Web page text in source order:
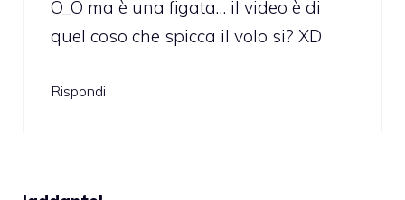
O_O ma è una figata… il video è di
quel coso che spicca il volo si? XD
Rispondi